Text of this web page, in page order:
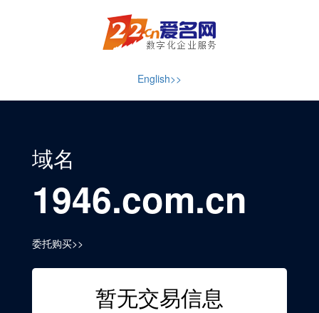
English>>
域名
1946.com.cn
委托购买>>
暂无交易信息